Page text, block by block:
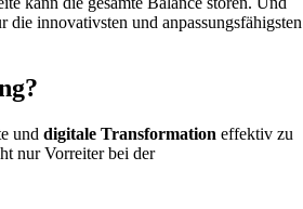
innovativsten und anpassungsfähigsten
und digitale Transformation effektiv zu
nur Vorreiter bei der